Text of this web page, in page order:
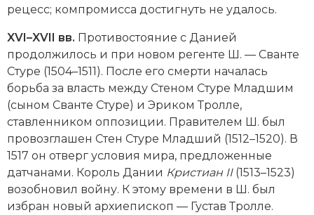
рецесс; компромисса достигнуть не удалось.
XVI–XVII вв. Противостояние с Данией
продолжилось и при новом регенте Ш. — Сванте
Стуре (1504–1511). После его смерти началась
борьба за власть между Стеном Стуре Младшим
(сыном Сванте Стуре) и Эриком Тролле,
ставленником оппозиции. Правителем Ш. был
провозглашен Стен Стуре Младший (1512–1520). В
1517 он отверг условия мира, предложенные
датчанами. Король Дании Кристиан II(1513–1523)
возобновил вой­ну. К этому времени в Ш. был
избран новый архиепископ — Густав Тролле.